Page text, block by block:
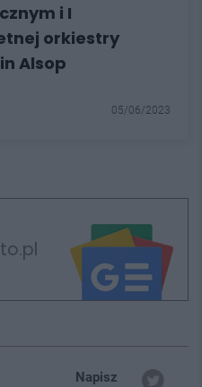
i I
orkiestry
Alsop
05/06/2023
Napisz